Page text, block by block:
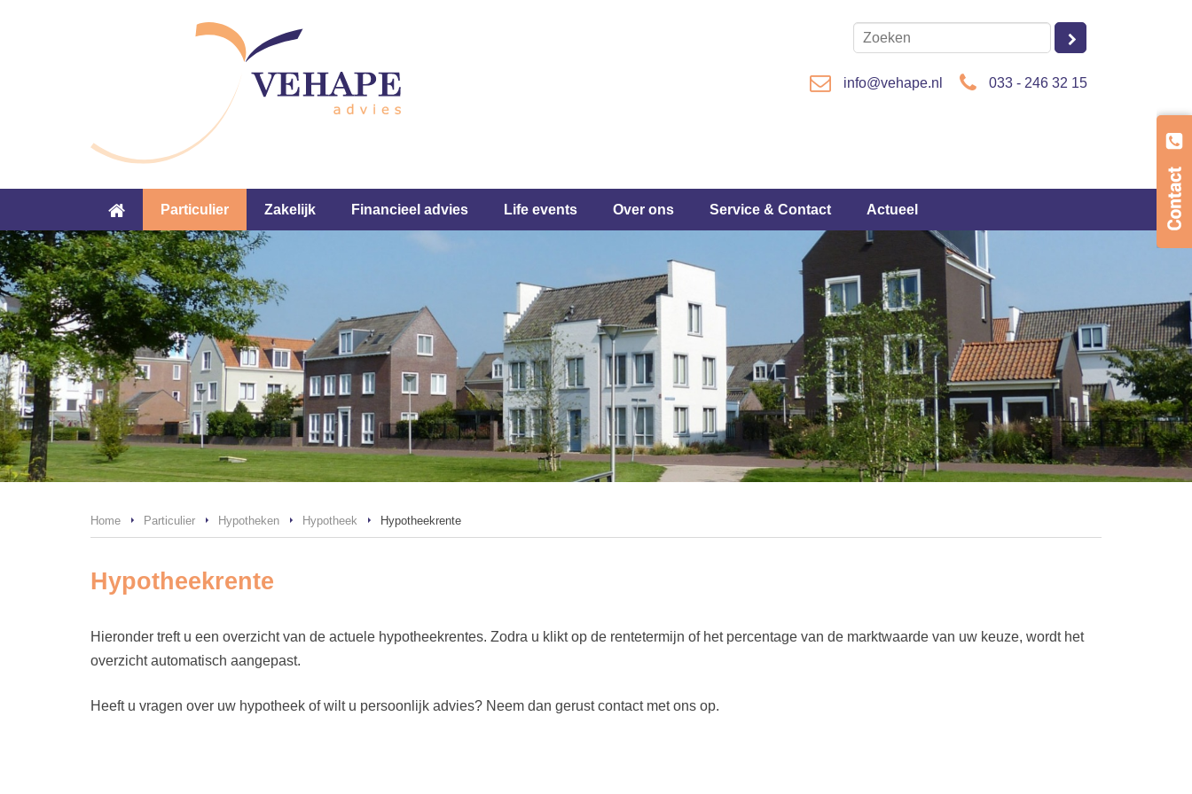
info@vehape.nl 033 - 246 32 15
Particulier Zakelijk Financieel advies Life events Over ons Service & Contact Actueel
Home Particulier Hypotheken Hypotheek Hypotheekrente
Hypotheekrente
Hieronder treft u een overzicht van de actuele hypotheekrentes. Zodra u klikt op de rentetermijn of het percentage van de marktwaarde van uw keuze, wordt het
overzicht automatisch aangepast.
Heeft u vragen over uw hypotheek of wilt u persoonlijk advies? Neem dan gerust contact met ons op.